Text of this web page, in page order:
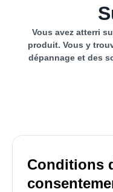
Vous avez atterri
produit. Vous y
dépannage et des
Conditions